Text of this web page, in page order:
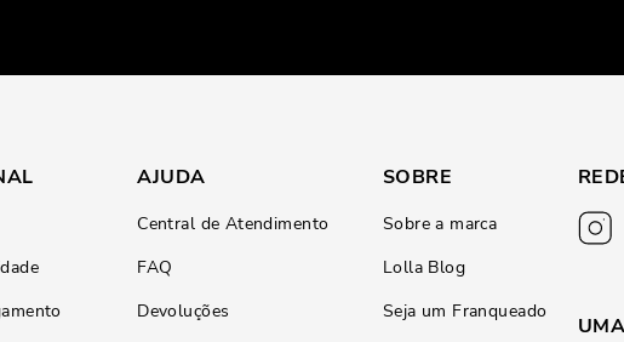
AJUDA
Central de Atendimento
FAQ
Devoluções
SOBRE
Sobre a marca
Lolla Blog
Seja um Franqueado